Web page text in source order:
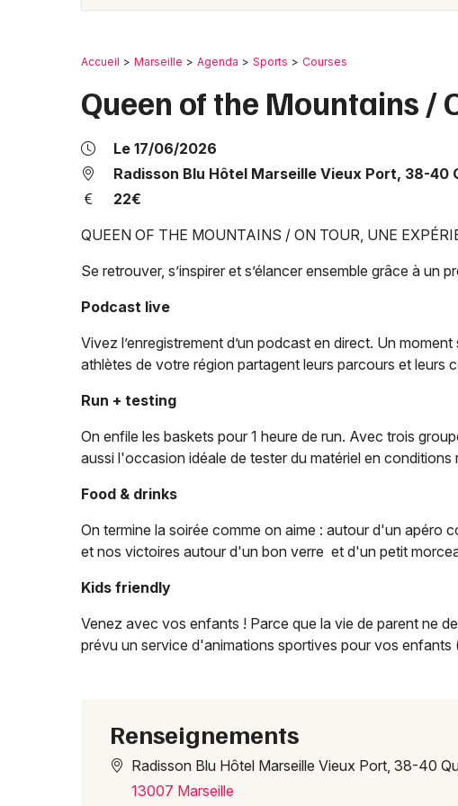
Accueil Marseille Agenda Sports Courses
Queen of the Mountains /
Le 17/06/2026
Radisson Blu Hôtel Marseille Vieux Port, 38-40
22€
QUEEN OF THE MOUNTAINS / ON TOUR, UNE
Se retrouver, s’inspirer et s’élancer ensemble grâce à un
Podcast live
Vivez l’enregistrement d’un podcast en direct. Un
athlètes de votre région partagent leurs parcours et leurs
Run + testing
On enfile les baskets pour 1 heure de run. Avec trois
aussi l'occasion idéale de tester du matériel en conditions
Food & drinks
On termine la soirée comme on aime : autour d'un apéro
et nos victoires autour d'un bon verre et d'un petit
Kids friendly
Venez avec vos enfants ! Parce que la vie de parent ne
prévu un service d'animations sportives pour vos enfants
Renseignements
Radisson Blu Hôtel Marseille Vieux Port, 38-40
13007 Marseille